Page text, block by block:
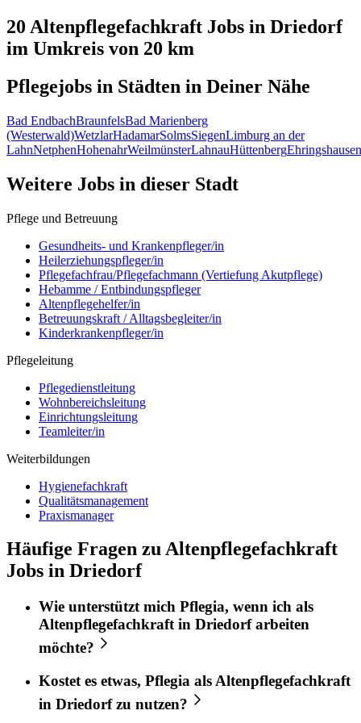
20 Altenpflegefachkraft Jobs in Driedorf
im Umkreis von 20 km
Pflegejobs in Städten in Deiner Nähe
Bad EndbachBraunfelsBad Marienberg
(Westerwald)WetzlarHadamarSolmsSiegenLimburg an der
LahnNetphenHohenahrWeilmünsterLahnauHüttenbergEhringshausen
Weitere Jobs in dieser Stadt
Pflege und Betreuung
Gesundheits- und Krankenpfleger/in
Heilerziehungspfleger/in
Pflegefachfrau/Pflegefachmann (Vertiefung Akutpflege)
Hebamme / Entbindungspfleger
Altenpflegehelfer/in
Betreuungskraft / Alltagsbegleiter/in
Kinderkrankenpfleger/in
Pflegeleitung
Pflegedienstleitung
Wohnbereichsleitung
Einrichtungsleitung
Teamleiter/in
Weiterbildungen
Hygienefachkraft
Qualitätsmanagement
Praxismanager
Häufige Fragen zu Altenpflegefachkraft
Jobs in Driedorf
Wie unterstützt mich Pflegia, wenn ich als
Altenpflegefachkraftin Driedorfarbeiten
möchte?
Kostet es etwas, Pflegia als Altenpflegefachkraft
in Driedorfzu nutzen?